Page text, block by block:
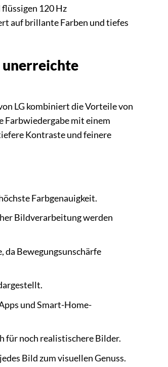
120 Hz
auf brillante Farben und tiefes
unerreichte
LG kombiniert die Vorteile von
Farbwiedergabe mit einem
Kontraste und feinere
Farbgenauigkeit.
Bildverarbeitung werden
Bewegungsunschärfe
und Smart-Home-
für noch realistischere Bilder.
Bild zum visuellen Genuss.